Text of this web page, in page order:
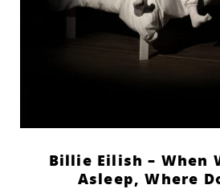
?Billie Eilish – When
Asleep, Where